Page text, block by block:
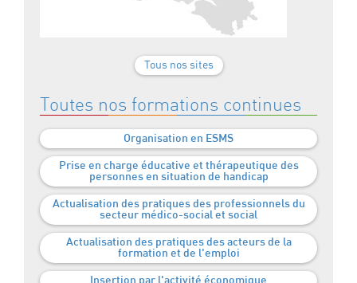
Tous nos sites
Toutes nos formations continues
Organisation en ESMS
Prise en charge éducative et thérapeutique des
personnes en situation de handicap
Actualisation des pratiques des professionnels du
secteur médico-social et social
Actualisation des pratiques des acteurs de la
formation et de l'emploi